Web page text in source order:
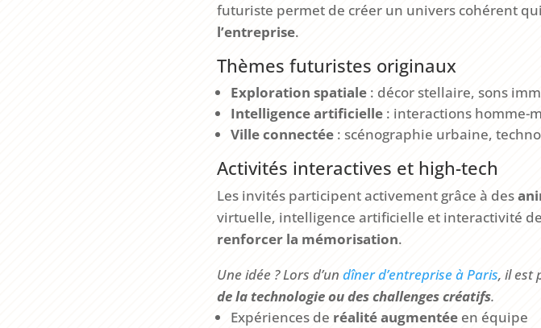
futuriste permet de créer un univers cohérent
l’entreprise.
Thèmes futuristes originaux
Exploration spatiale: décor stellaire, sons
Intelligence artificielle: interactions homme-
Ville connectée: scénographie urbaine,
Activités interactives et high-tech
Les invités participent activement grâce à des
virtuelle, intelligence artificielle et interactivité
renforcer la mémorisation.
Une idée ? Lors d’un dîner d’entreprise à Paris, il est
de la technologie ou des challenges créatifs.
Expériences de réalité augmentéeen équipe